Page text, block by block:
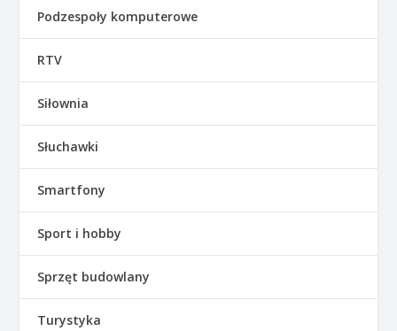
Podzespoły komputerowe
RTV
Siłownia
Słuchawki
Smartfony
Sport i hobby
Sprzęt budowlany
Turystyka